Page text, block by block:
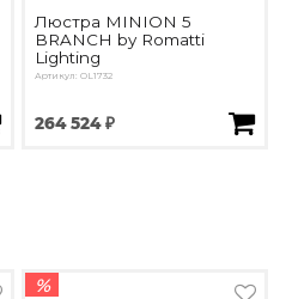
Люстра MINION 5
BRANCH by Romatti
Lighting
Артикул: OL1732
264 524 ₽
%